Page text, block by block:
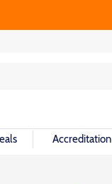
Accreditation